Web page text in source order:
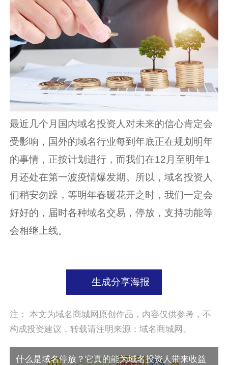
最近几个月国内域名投资人对未来的信心肯定会
受影响，国外的域名行业每到年底正在规划明年
的事情，正按计划进行，而我们在12月至明年1
月还处在第一波疫情爆发期。所以，域名投资人
们稍安勿躁，等明年春暖花开之时，我们一定会
好好的，届时各种域名交易，停放，支持功能等
会相继上线。
生成分享海报
注： 本文为域名商城网原创作品，内容仅供参考，不
构成投资建议，转载请注明来源：域名商城网。
什么是域名停放？它真的能为域名投资人带来收益